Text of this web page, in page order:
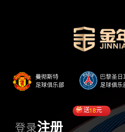
登录注册
送18元